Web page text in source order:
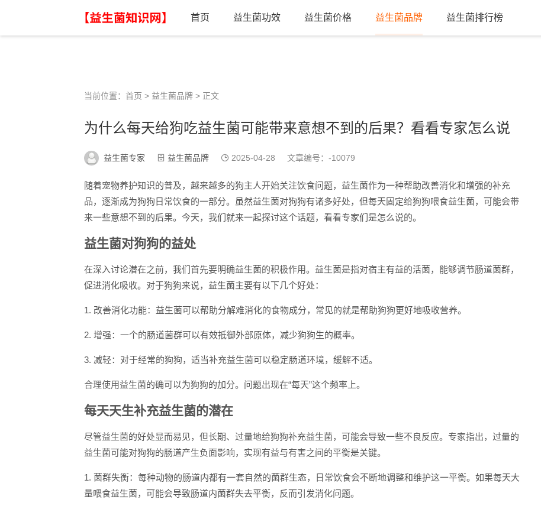
首页 益生菌功效 益生菌价格 益生菌品牌 益生菌排行榜
当前位置： 首页 > 益生菌品牌 > 正文
为什么每天给狗吃益生菌可能带来意想不到的后果？看看专家怎么说
益生菌专家 益生菌品牌 2025-04-28 文章编号： -10079
随着宠物养护知识的普及，越来越多的狗主人开始关注饮食问题，益生菌作为一种帮助改善消化和增强的补充
品，逐渐成为狗狗日常饮食的一部分。虽然益生菌对狗狗有诸多好处，但每天固定给狗狗喂食益生菌，可能会带
来一些意想不到的后果。今天，我们就来一起探讨这个话题，看看专家们是怎么说的。
益生菌对狗狗的益处
在深入讨论潜在之前，我们首先要明确益生菌的积极作用。益生菌是指对宿主有益的活菌，能够调节肠道菌群，
促进消化吸收。对于狗狗来说，益生菌主要有以下几个好处：
1. 改善消化功能：益生菌可以帮助分解难消化的食物成分，常见的就是帮助狗狗更好地吸收营养。
2. 增强：一个的肠道菌群可以有效抵御外部原体，减少狗狗生的概率。
3. 减轻：对于经常的狗狗，适当补充益生菌可以稳定肠道环境，缓解不适。
合理使用益生菌的确可以为狗狗的加分。问题出现在“每天”这个频率上。
每天天生补充益生菌的潜在
尽管益生菌的好处显而易见，但长期、过量地给狗狗补充益生菌，可能会导致一些不良反应。专家指出，过量的
益生菌可能对狗狗的肠道产生负面影响，实现有益与有害之间的平衡是关键。
1. 菌群失衡：每种动物的肠道内都有一套自然的菌群生态，日常饮食会不断地调整和维护这一平衡。如果每天大
量喂食益生菌，可能会导致肠道内菌群失去平衡，反而引发消化问题。